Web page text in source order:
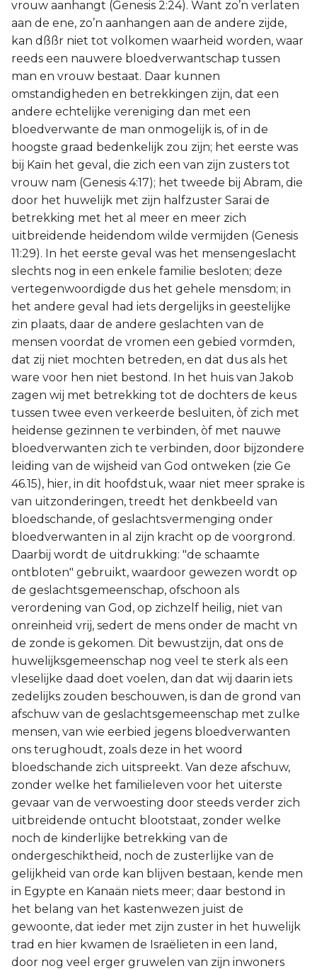
vrouw aanhangt (Genesis 2:24). Want zo’n verlaten
aan de ene, zo’n aanhangen aan de andere zijde,
kan dßßr niet tot volkomen waarheid worden, waar
reeds een nauwere bloedverwantschap tussen
man en vrouw bestaat. Daar kunnen
omstandigheden en betrekkingen zijn, dat een
andere echtelijke vereniging dan met een
bloedverwante de man onmogelijk is, of in de
hoogste graad bedenkelijk zou zijn; het eerste was
bij Kaïn het geval, die zich een van zijn zusters tot
vrouw nam (Genesis 4:17); het tweede bij Abram, die
door het huwelijk met zijn halfzuster Saraï de
betrekking met het al meer en meer zich
uitbreidende heidendom wilde vermijden (Genesis
11:29). In het eerste geval was het mensengeslacht
slechts nog in een enkele familie besloten; deze
vertegenwoordigde dus het gehele mensdom; in
het andere geval had iets dergelijks in geestelijke
zin plaats, daar de andere geslachten van de
mensen voordat de vromen een gebied vormden,
dat zij niet mochten betreden, en dat dus als het
ware voor hen niet bestond. In het huis van Jakob
zagen wij met betrekking tot de dochters de keus
tussen twee even verkeerde besluiten, òf zich met
heidense gezinnen te verbinden, òf met nauwe
bloedverwanten zich te verbinden, door bijzondere
leiding van de wijsheid van God ontweken (zie Ge
46.15), hier, in dit hoofdstuk, waar niet meer sprake is
van uitzonderingen, treedt het denkbeeld van
bloedschande, of geslachtsvermenging onder
bloedverwanten in al zijn kracht op de voorgrond.
Daarbij wordt de uitdrukking: "de schaamte
ontbloten" gebruikt, waardoor gewezen wordt op
de geslachtsgemeenschap, ofschoon als
verordening van God, op zichzelf heilig, niet van
onreinheid vrij, sedert de mens onder de macht vn
de zonde is gekomen. Dit bewustzijn, dat ons de
huwelijksgemeenschap nog veel te sterk als een
vleselijke daad doet voelen, dan dat wij daarin iets
zedelijks zouden beschouwen, is dan de grond van
afschuw van de geslachtsgemeenschap met zulke
mensen, van wie eerbied jegens bloedverwanten
ons terughoudt, zoals deze in het woord
bloedschande zich uitspreekt. Van deze afschuw,
zonder welke het familieleven voor het uiterste
gevaar van de verwoesting door steeds verder zich
uitbreidende ontucht blootstaat, zonder welke
noch de kinderlijke betrekking van de
ondergeschiktheid, noch de zusterlijke van de
gelijkheid van orde kan blijven bestaan, kende men
in Egypte en Kanaän niets meer; daar bestond in
het belang van het kastenwezen juist de
gewoonte, dat ieder met zijn zuster in het huwelijk
trad en hier kwamen de Israëlieten in een land,
door nog veel erger gruwelen van zijn inwoners